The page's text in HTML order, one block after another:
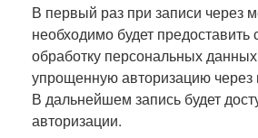
В первый раз при записи через
необходимо будет предоставить
обработку персональных
упрощенную авторизацию через
В дальнейшем запись будет
авторизации.